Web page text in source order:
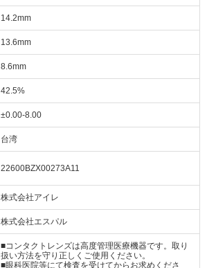
14.2mm
13.6mm
8.6mm
42.5%
±0.00-8.00
台湾
22600BZX00273A11
株式会社アイレ
株式会社エスパル
■コンタクトレンズは高度管理医療機器です。取り
扱い方法を守り正しくご使用ください。
■眼科医院等にて検査を受けてからお求めくださ